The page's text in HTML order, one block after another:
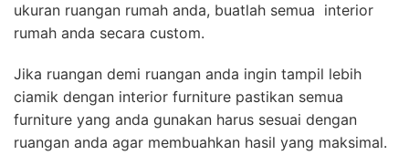
ukuran ruangan rumah anda, buatlah semua interior
rumah anda secara custom.
Jika ruangan demi ruangan anda ingin tampil lebih
ciamik dengan interior furniture pastikan semua
furniture yang anda gunakan harus sesuai dengan
ruangan anda agar membuahkan hasil yang maksimal.